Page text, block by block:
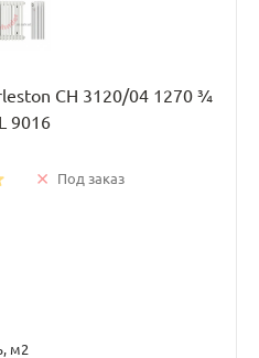
CH 3120/04 1270 ¾
9016
Под заказ
м2